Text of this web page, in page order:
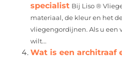
specialist Bij Liso ®
materiaal, de kleur en het
vliegengordijnen. Als u een
wilt...
Wat is een architraaf